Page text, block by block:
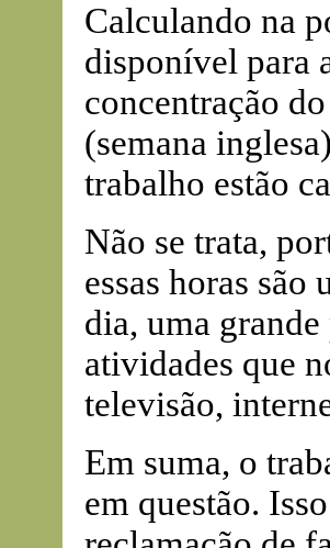
Calculando na
disponível para
concentração
(semana
trabalho estão
Não se trata,
essas horas
dia, uma
atividades que
televisão,
Em suma, o
em questão.